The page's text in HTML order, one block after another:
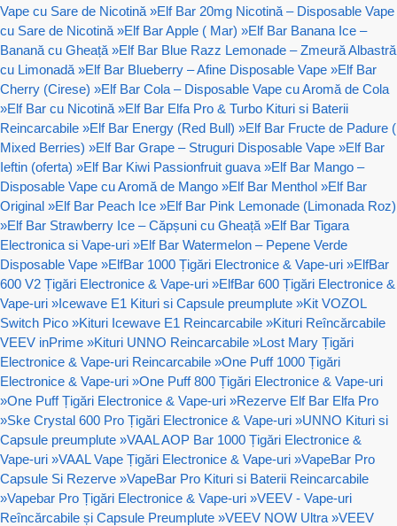
Vape cu Sare de Nicotină »Elf Bar 20mg Nicotină – Disposable Vape
cu Sare de Nicotină »Elf Bar Apple ( Mar) »Elf Bar Banana Ice –
Banană cu Gheață »Elf Bar Blue Razz Lemonade – Zmeură Albastră
cu Limonadă »Elf Bar Blueberry – Afine Disposable Vape »Elf Bar
Cherry (Cirese) »Elf Bar Cola – Disposable Vape cu Aromă de Cola
»Elf Bar cu Nicotină »Elf Bar Elfa Pro & Turbo Kituri si Baterii
Reincarcabile »Elf Bar Energy (Red Bull) »Elf Bar Fructe de Padure (
Mixed Berries) »Elf Bar Grape – Struguri Disposable Vape »Elf Bar
Ieftin (oferta) »Elf Bar Kiwi Passionfruit guava »Elf Bar Mango –
Disposable Vape cu Aromă de Mango »Elf Bar Menthol »Elf Bar
Original »Elf Bar Peach Ice »Elf Bar Pink Lemonade (Limonada Roz)
»Elf Bar Strawberry Ice – Căpșuni cu Gheață »Elf Bar Tigara
Electronica si Vape-uri »Elf Bar Watermelon – Pepene Verde
Disposable Vape »ElfBar 1000 Țigări Electronice & Vape-uri »ElfBar
600 V2 Țigări Electronice & Vape-uri »ElfBar 600 Țigări Electronice &
Vape-uri »Icewave E1 Kituri si Capsule preumplute »Kit VOZOL
Switch Pico »Kituri Icewave E1 Reincarcabile »Kituri Reîncărcabile
VEEV inPrime »Kituri UNNO Reincarcabile »Lost Mary Țigări
Electronice & Vape-uri Reincarcabile »One Puff 1000 Țigări
Electronice & Vape-uri »One Puff 800 Țigări Electronice & Vape-uri
»One Puff Țigări Electronice & Vape-uri »Rezerve Elf Bar Elfa Pro
»Ske Crystal 600 Pro Țigări Electronice & Vape-uri »UNNO Kituri si
Capsule preumplute »VAAL AOP Bar 1000 Țigări Electronice &
Vape-uri »VAAL Vape Țigări Electronice & Vape-uri »VapeBar Pro
Capsule Si Rezerve »VapeBar Pro Kituri si Baterii Reincarcabile
»Vapebar Pro Țigări Electronice & Vape-uri »VEEV - Vape-uri
Reîncărcabile și Capsule Preumplute »VEEV NOW Ultra »VEEV